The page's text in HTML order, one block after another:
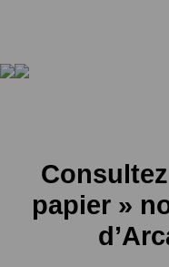
papier »